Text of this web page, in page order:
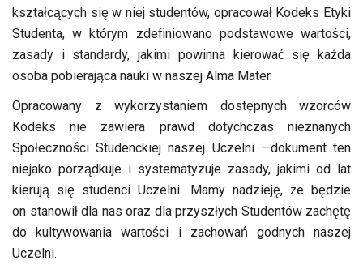
kształcących się w niej studentów, opracował Kodeks Etyki
Studenta, w którym zdefiniowano podstawowe wartości,
zasady i standardy, jakimi powinna kierować się każda
osoba pobierająca nauki w naszej Alma Mater.
Opracowany z wykorzystaniem dostępnych wzorców
Kodeks nie zawiera prawd dotychczas nieznanych
Społeczności Studenckiej naszej Uczelni —dokument ten
niejako porządkuje i systematyzuje zasady, jakimi od lat
kierują się studenci Uczelni. Mamy nadzieję, że będzie
on stanowił dla nas oraz dla przyszłych Studentów zachętę
do kultywowania wartości i zachowań godnych naszej
Uczelni.